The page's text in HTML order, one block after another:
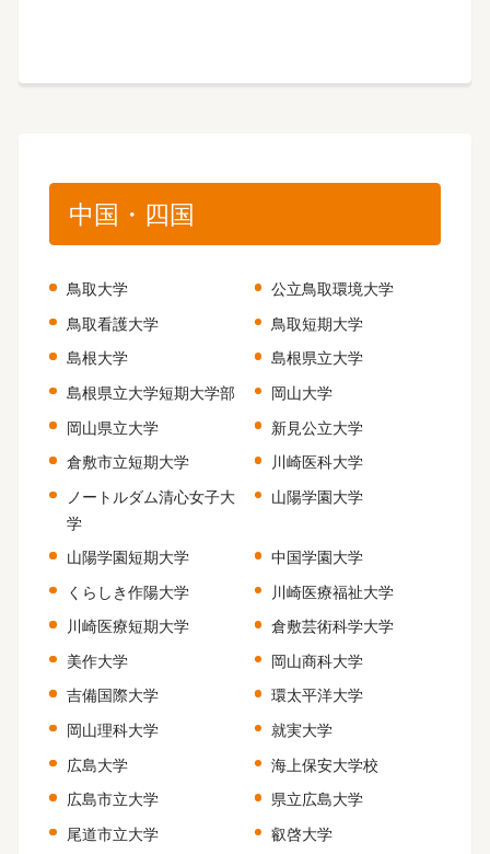
中国・四国
鳥取大学
公立鳥取環境大学
鳥取看護大学
鳥取短期大学
島根大学
島根県立大学
島根県立大学短期大学部
岡山大学
岡山県立大学
新見公立大学
倉敷市立短期大学
川崎医科大学
ノートルダム清心女子大
学
山陽学園大学
山陽学園短期大学
中国学園大学
くらしき作陽大学
川崎医療福祉大学
川崎医療短期大学
倉敷芸術科学大学
美作大学
岡山商科大学
吉備国際大学
環太平洋大学
岡山理科大学
就実大学
広島大学
海上保安大学校
広島市立大学
県立広島大学
尾道市立大学
叡啓大学